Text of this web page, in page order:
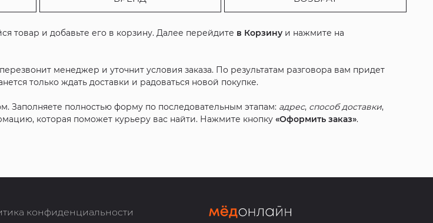
товар и добавьте его в корзину. Далее перейдите в Корзину и нажмите на
менеджер и уточнит условия заказа. По результатам разговора вам придет
только ждать доставки и радоваться новой покупке.
полностью форму по последовательным этапам: адрес, способ доставки,
которая поможет курьеру вас найти. Нажмите кнопку«Оформить заказ».
конфиденциальности